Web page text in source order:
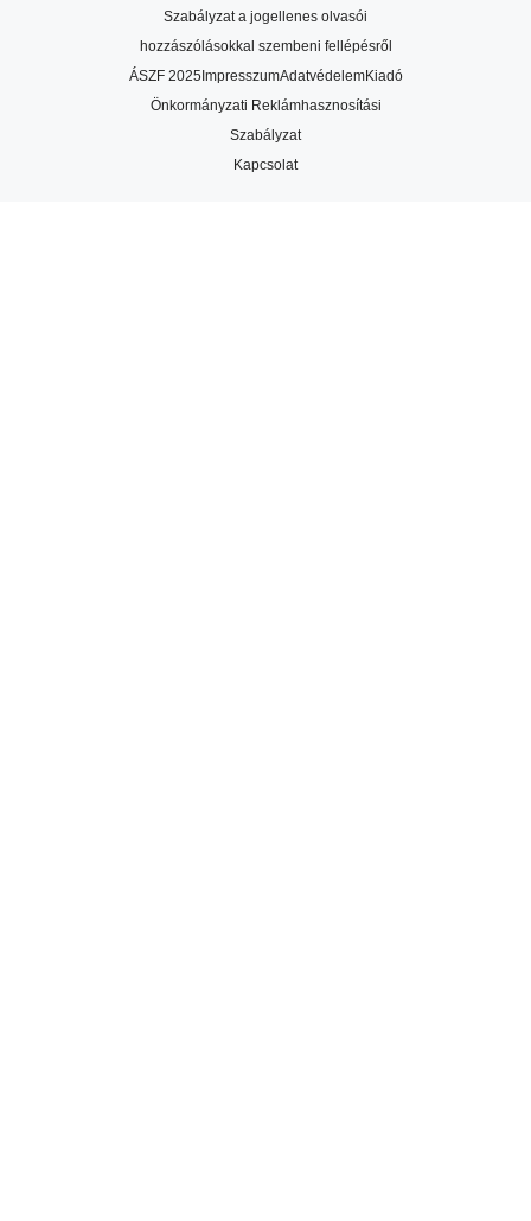
Szabályzat a jogellenes olvasói
hozzászólásokkal szembeni fellépésről
ÁSZF 2025ImpresszumAdatvédelemKiadó
Önkormányzati Reklámhasznosítási
Szabályzat
Kapcsolat